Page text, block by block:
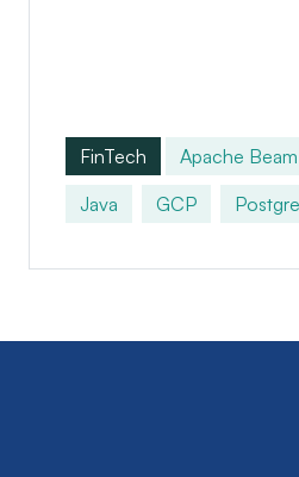
FinTech Apache Beam
Java
GCP